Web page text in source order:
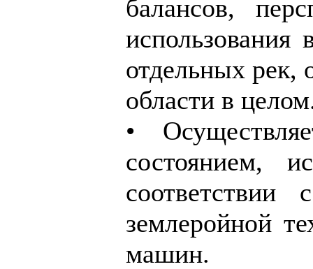
балансов,
использования
отдельных рек,
области в
•
состоянием,
соответствии
землеройной
машин.